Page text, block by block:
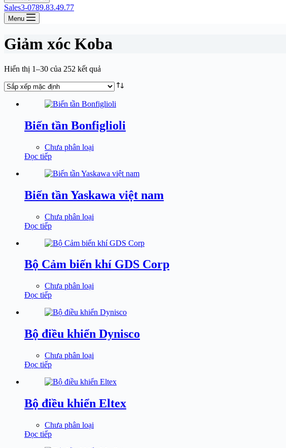
Sales3-0789.83.49.77
Menu
Giảm xóc Koba
Hiển thị 1–30 của 252 kết quả
Biến tần Bonfiglioli
Chưa phân loại
Đọc tiếp
Biến tần Yaskawa việt nam
Chưa phân loại
Đọc tiếp
Bộ Cảm biến khí GDS Corp
Chưa phân loại
Đọc tiếp
Bộ điều khiển Dynisco
Chưa phân loại
Đọc tiếp
Bộ điều khiển Eltex
Chưa phân loại
Đọc tiếp